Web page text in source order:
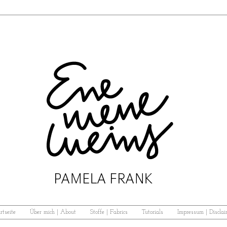
Über mich | About Stoffe | Fabrics Tutorials Impressum |